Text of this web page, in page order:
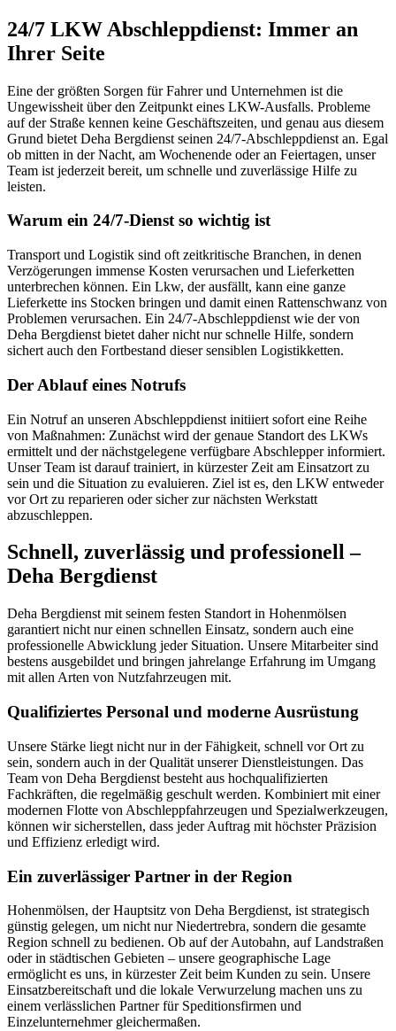
24/7 LKW Abschleppdienst: Immer an
Ihrer Seite
Eine der größten Sorgen für Fahrer und Unternehmen ist die
Ungewissheit über den Zeitpunkt eines LKW-Ausfalls. Probleme
auf der Straße kennen keine Geschäftszeiten, und genau aus diesem
Grund bietet Deha Bergdienst seinen 24/7-Abschleppdienst an. Egal
ob mitten in der Nacht, am Wochenende oder an Feiertagen, unser
Team ist jederzeit bereit, um schnelle und zuverlässige Hilfe zu
leisten.
Warum ein 24/7-Dienst so wichtig ist
Transport und Logistik sind oft zeitkritische Branchen, in denen
Verzögerungen immense Kosten verursachen und Lieferketten
unterbrechen können. Ein Lkw, der ausfällt, kann eine ganze
Lieferkette ins Stocken bringen und damit einen Rattenschwanz von
Problemen verursachen. Ein 24/7-Abschleppdienst wie der von
Deha Bergdienst bietet daher nicht nur schnelle Hilfe, sondern
sichert auch den Fortbestand dieser sensiblen Logistikketten.
Der Ablauf eines Notrufs
Ein Notruf an unseren Abschleppdienst initiiert sofort eine Reihe
von Maßnahmen: Zunächst wird der genaue Standort des LKWs
ermittelt und der nächstgelegene verfügbare Abschlepper informiert.
Unser Team ist darauf trainiert, in kürzester Zeit am Einsatzort zu
sein und die Situation zu evaluieren. Ziel ist es, den LKW entweder
vor Ort zu reparieren oder sicher zur nächsten Werkstatt
abzuschleppen.
Schnell, zuverlässig und professionell –
Deha Bergdienst
Deha Bergdienst mit seinem festen Standort in Hohenmölsen
garantiert nicht nur einen schnellen Einsatz, sondern auch eine
professionelle Abwicklung jeder Situation. Unsere Mitarbeiter sind
bestens ausgebildet und bringen jahrelange Erfahrung im Umgang
mit allen Arten von Nutzfahrzeugen mit.
Qualifiziertes Personal und moderne Ausrüstung
Unsere Stärke liegt nicht nur in der Fähigkeit, schnell vor Ort zu
sein, sondern auch in der Qualität unserer Dienstleistungen. Das
Team von Deha Bergdienst besteht aus hochqualifizierten
Fachkräften, die regelmäßig geschult werden. Kombiniert mit einer
modernen Flotte von Abschleppfahrzeugen und Spezialwerkzeugen,
können wir sicherstellen, dass jeder Auftrag mit höchster Präzision
und Effizienz erledigt wird.
Ein zuverlässiger Partner in der Region
Hohenmölsen, der Hauptsitz von Deha Bergdienst, ist strategisch
günstig gelegen, um nicht nur Niedertrebra, sondern die gesamte
Region schnell zu bedienen. Ob auf der Autobahn, auf Landstraßen
oder in städtischen Gebieten – unsere geographische Lage
ermöglicht es uns, in kürzester Zeit beim Kunden zu sein. Unsere
Einsatzbereitschaft und die lokale Verwurzelung machen uns zu
einem verlässlichen Partner für Speditionsfirmen und
Einzelunternehmer gleichermaßen.